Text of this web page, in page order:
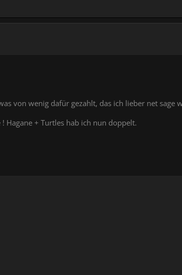
von wenig dafür gezahlt, das ich lieber net sage
Hagane + Turtles hab ich nun doppelt.